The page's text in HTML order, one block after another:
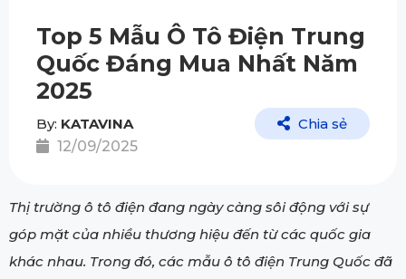
Top 5 Mẫu Ô Tô Điện Trung
Quốc Đáng Mua Nhất Năm
2025
By: KATAVINA
12/09/2025
Chia sẻ
Thị trường ô tô điện đang ngày càng sôi động với sự
góp mặt của nhiều thương hiệu đến từ các quốc gia
khác nhau. Trong đó, các mẫu ô tô điện Trung Quốc đã